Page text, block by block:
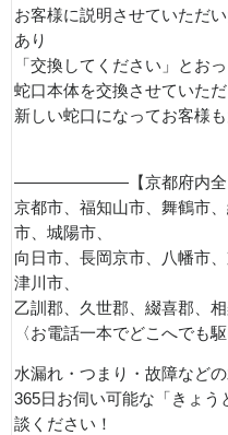
お客様に説明させていただ
あり
「交換してください」とお
蛇口本体を交換させていただ
新しい蛇口になってお客様
———————【京都府内
京都市、福知山市、舞鶴市
市、城陽市、
向日市、長岡京市、八幡市
津川市、
乙訓郡、久世郡、綴喜郡、
〈お電話一本でどこへでも
水漏れ・つまり・故障など
365日お伺い可能な「きょう
談ください！